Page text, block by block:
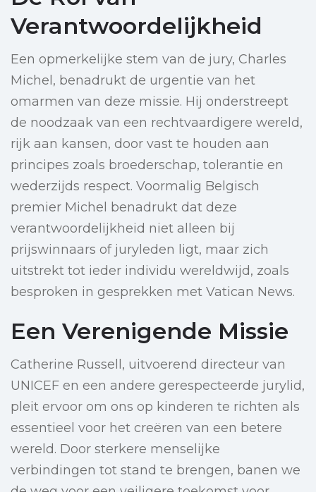
Verantwoordelijkheid
Een opmerkelijke stem van de jury, Charles
Michel, benadrukt de urgentie van het
omarmen van deze missie. Hij onderstreept
de noodzaak van een rechtvaardigere wereld,
rijk aan kansen, door vast te houden aan
principes zoals broederschap, tolerantie en
wederzijds respect. Voormalig Belgisch
premier Michel benadrukt dat deze
verantwoordelijkheid niet alleen bij
prijswinnaars of juryleden ligt, maar zich
uitstrekt tot ieder individu wereldwijd, zoals
besproken in gesprekken met Vatican News.
Een Verenigende Missie
Catherine Russell, uitvoerend directeur van
UNICEF en een andere gerespecteerde jurylid,
pleit ervoor om ons op kinderen te richten als
essentieel voor het creëren van een betere
wereld. Door sterkere menselijke
verbindingen tot stand te brengen, banen we